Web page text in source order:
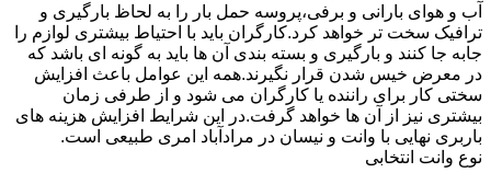
آب و هوای بارانی و برفی،پروسه حمل بار را به لحاظ بارگیری و
ترافیک سخت تر خواهد کرد.کارگران باید با احتیاط بیشتری لوازم را
جابه جا کنند و بارگیری و بسته بندی آن ها باید به گونه ای باشد که
در معرض خیس شدن قرار نگیرند.همه این عوامل باعث افزایش
سختی کار برای راننده یا کارگران می شود و از طرفی زمان
بیشتری نیز از آن ها خواهد گرفت.در این شرایط افزایش هزینه های
باربری نهایی با وانت و نیسان در مرادآباد امری طبیعی است.
نوع وانت انتخابی